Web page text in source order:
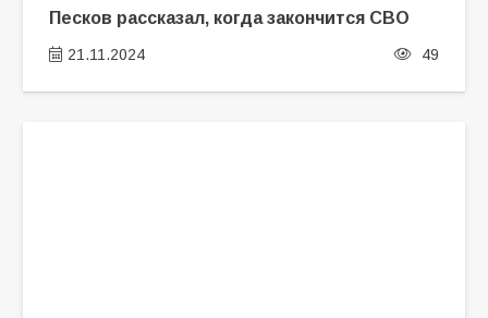
Песков рассказал, когда закончится СВО
21.11.2024 49